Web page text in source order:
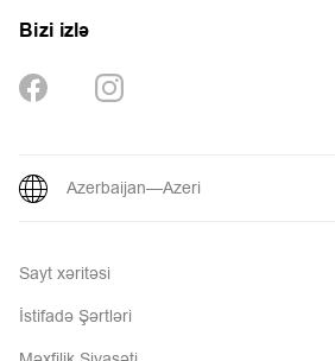
Bizi izlə
Sayt xəritəsi
İstifadə Şərtləri
Azerbaijan—Azeri